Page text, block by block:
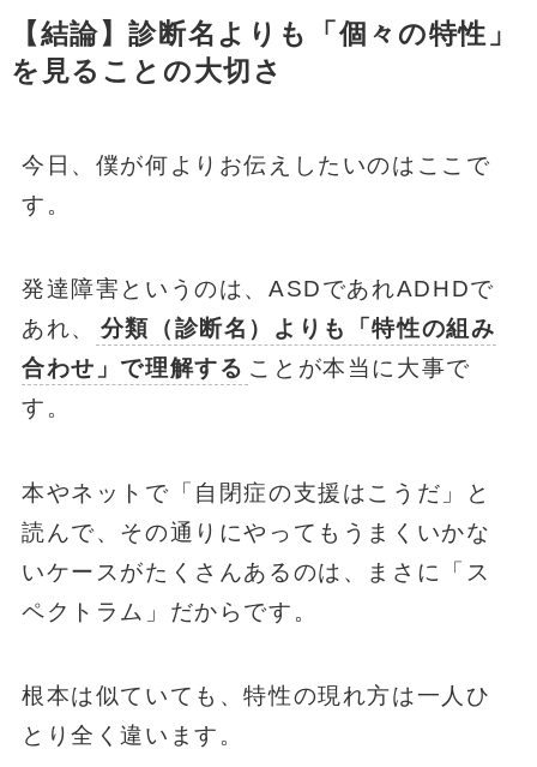
【結論】診断名よりも「個々の特性」
を見ることの大切さ
今日、僕が何よりお伝えしたいのはここで
す。
発達障害というのは、ASDであれADHDで
あれ、
分類（診断名）よりも「特性の組み
合わせ」で理解する ことが本当に大事で
す。
本やネットで「自閉症の支援はこうだ」と
読んで、その通りにやってもうまくいかな
いケースがたくさんあるのは、まさに「ス
ペクトラム」だからです。
根本は似ていても、特性の現れ方は一人ひ
とり全く違います。